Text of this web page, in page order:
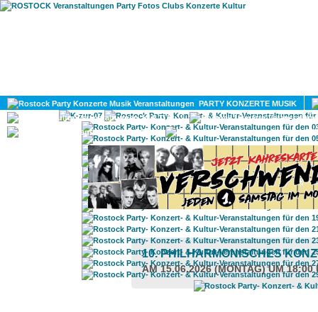
PARTY KONZERTE MUSIK
KULTUR
GAY
10. PHILHARMONISCHES
AM 15.06.2026 (MONTAG) UM 18:00